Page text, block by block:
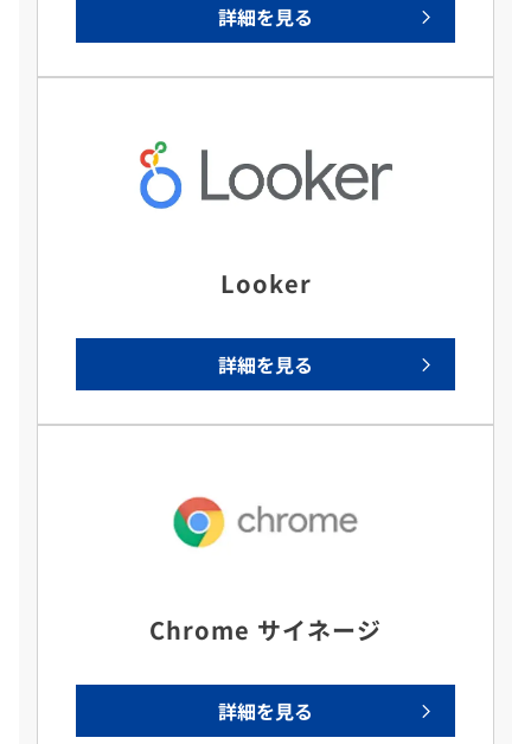
詳細を見る
Looker
詳細を見る
Chrome サイネージ
詳細を見る